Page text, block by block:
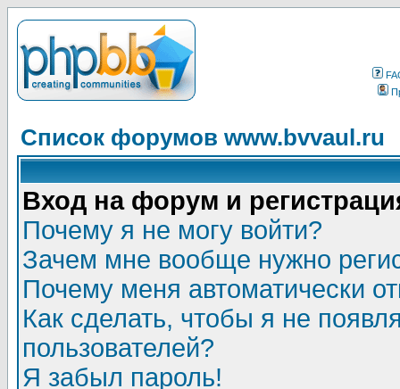
Список форумов www.bvvaul.ru
Вход на форум и
Почему я не могу войти?
Зачем мне вообще нужно
Почему меня автоматически
Как сделать, чтобы я не
пользователей?
Я забыл пароль!